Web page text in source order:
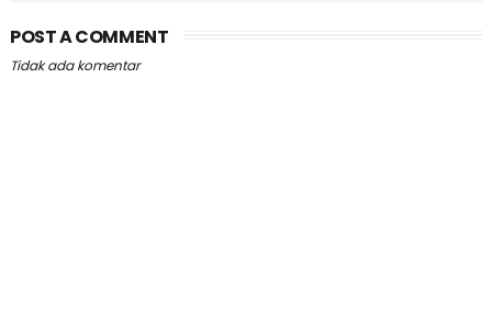
POST A COMMENT
Tidak ada komentar